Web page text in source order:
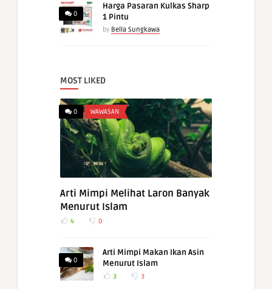
0
Harga Pasaran Kulkas Sharp
1 Pintu
by Bella Sungkawa
MOST LIKED
0 WAWASAN
Arti Mimpi Melihat Laron Banyak
Menurut Islam
4 0
0
Arti Mimpi Makan Ikan Asin
Menurut Islam
3 3